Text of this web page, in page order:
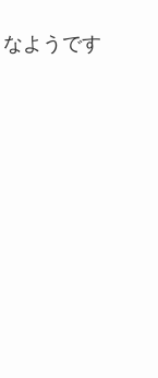
ようです